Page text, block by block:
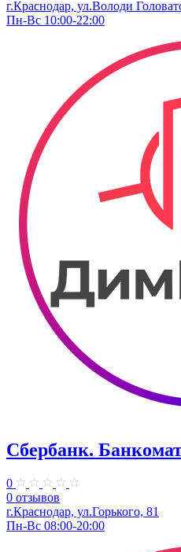
г.Краснодар, ул.​Володи
Пн-Вс 10:00-22:00
Сбербанк.
0
0 отзывов
​г.Краснодар, ул.​Горького, 81
Пн-Вс 08:00-20:00